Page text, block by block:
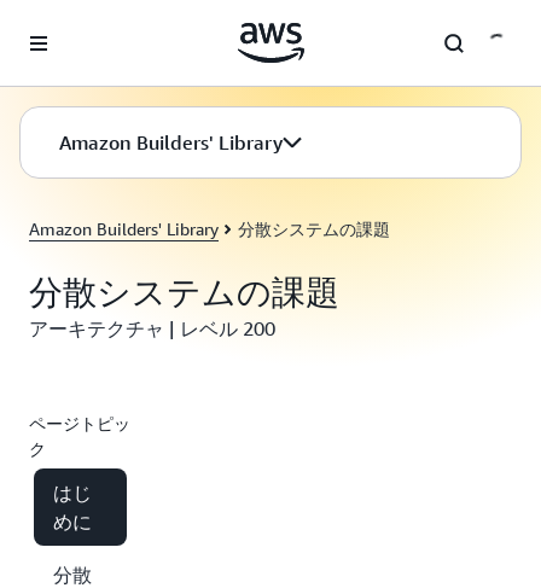
Amazon Builders' Library
Amazon Builders' Library 分散システムの課題
分散システムの課題
アーキテクチャ | レベル 200
ページトピッ
ク
はじ
めに
分散